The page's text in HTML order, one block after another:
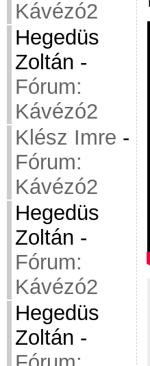
Kávézó2
Hegedüs
Zoltán -
Fórum:
Kávézó2
Klész Imre -
Fórum:
Kávézó2
Hegedüs
Zoltán -
Fórum:
Kávézó2
Hegedüs
Zoltán -